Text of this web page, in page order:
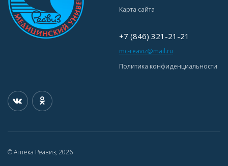
Карта сайта
+7 (846) 321-21-21
mc-reaviz@mail.ru
Политика конфиденциальности
© Аптека Реавиз, 2026